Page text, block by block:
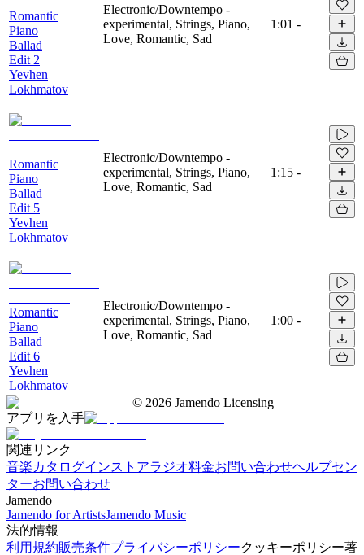
Romantic
Piano
Ballad
Edit 2
Yevhen
Lokhmatov
Electronic/Downtempo -
experimental, Strings, Piano,
Love, Romantic, Sad
1:01 -
Romantic
Piano
Ballad
Edit 5
Yevhen
Lokhmatov
Electronic/Downtempo -
experimental, Strings, Piano,
Love, Romantic, Sad
1:15 -
Romantic
Piano
Ballad
Edit 6
Yevhen
Lokhmatov
Electronic/Downtempo -
experimental, Strings, Piano,
Love, Romantic, Sad
1:00 -
© 2026 Jamendo Licensing
アプリを入手
関連リンク
音楽カタログインストアラジオ料金お問い合わせヘルプセン
ターお問い合わせ
Jamendo
Jamendo for ArtistsJamendo Music
法的情報
利用規約販売条件プライバシーポリシークッキーポリシー著